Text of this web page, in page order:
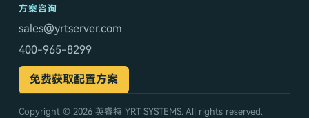
方案咨询
sales@yrtserver.com
400-965-8299
免费获取配置方案
Copyright © 2026 英睿特 YRT SYSTEMS. All rights reserved.